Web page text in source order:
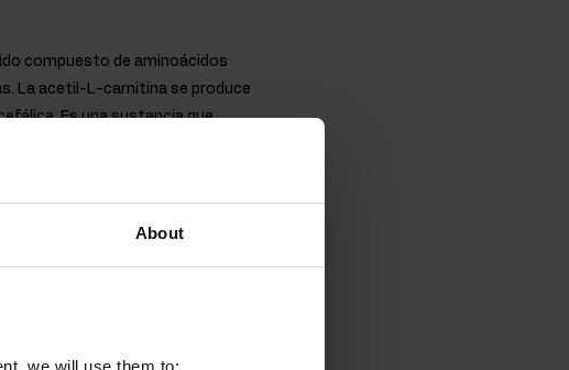
About
we will use them to:
compuesto de aminoácidos
La acetil-L-carnitina se produce
Es una sustancia que
la humedad). La formación
de propiedades del